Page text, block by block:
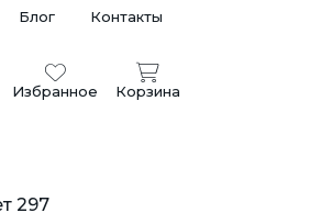
Блог Контакты
Избранное Корзина
297